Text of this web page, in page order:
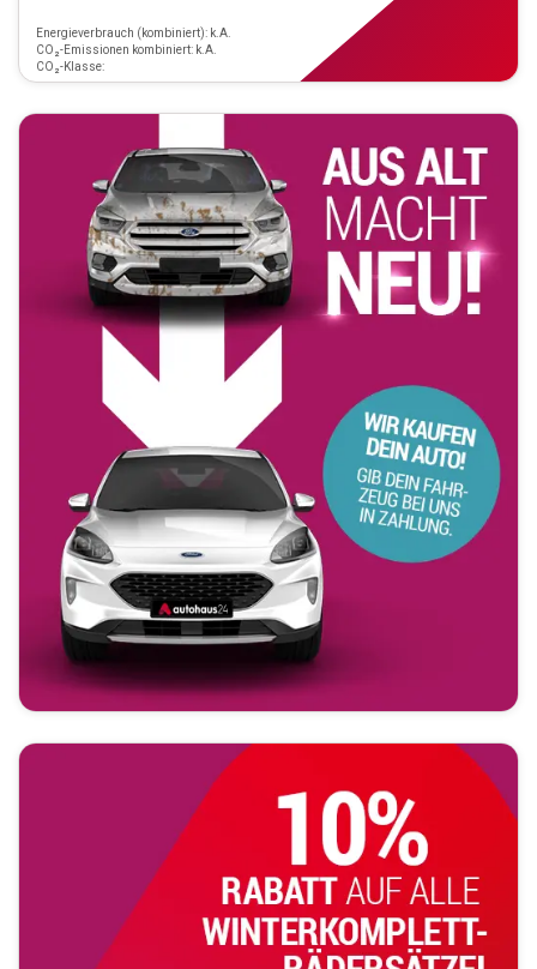
Energieverbrauch (kombiniert): k.A.
CO₂-Emissionen kombiniert: k.A.
CO₂-Klasse: